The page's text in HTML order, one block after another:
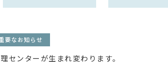
要なお知らせ
センターが生まれ変わります。